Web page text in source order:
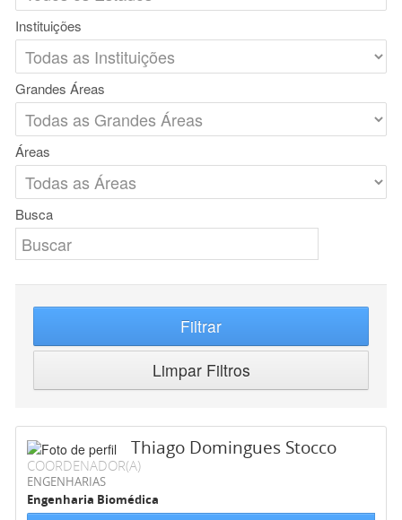
Instituições
Grandes Áreas
Áreas
Busca
Filtrar
Limpar Filtros
Thiago Domingues Stocco
COORDENADOR(A)
ENGENHARIAS
Engenharia Biomédica